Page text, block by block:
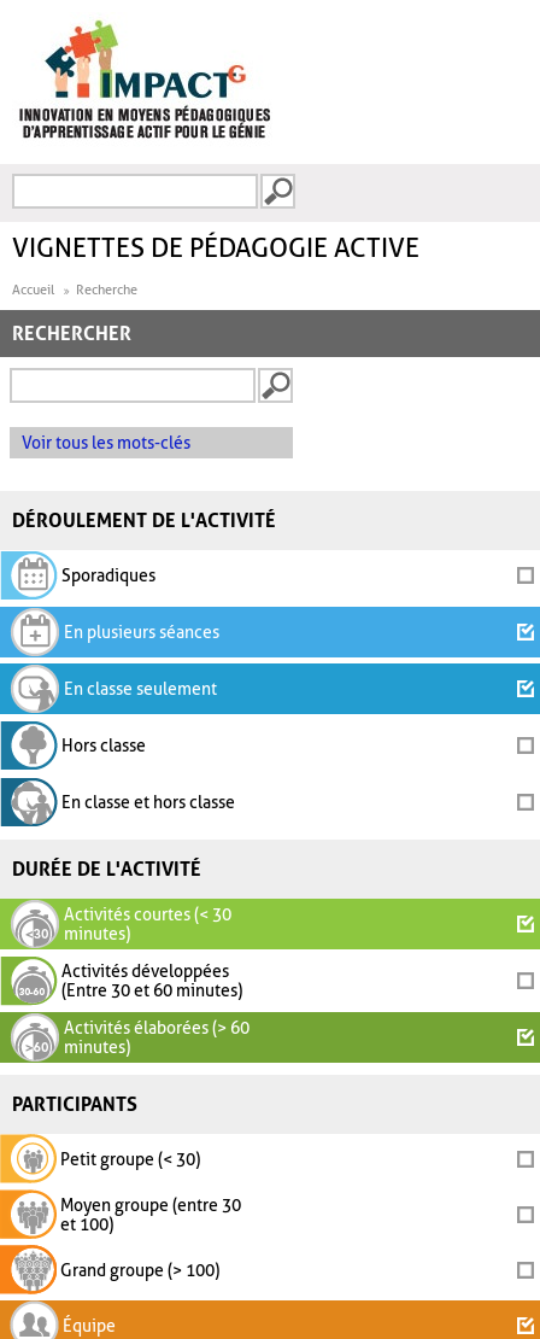
FORMULAIRE DE
VIGNETTES DE PÉDAGOGIE ACTIVE
Accueil Recherche
RECHERCHER
Voir tous les mots-clés
DÉROULEMENT DE L'ACTIVITÉ
Sporadiques
En plusieurs séances
En classe seulement
Hors classe
En classe et hors classe
DURÉE DE L'ACTIVITÉ
Activités courtes (< 30
minutes)
Activités développées
(Entre 30 et 60 minutes)
Activités élaborées (> 60
minutes)
PARTICIPANTS
Petit groupe (< 30)
Moyen groupe (entre 30
et 100)
Grand groupe (> 100)
Équipe